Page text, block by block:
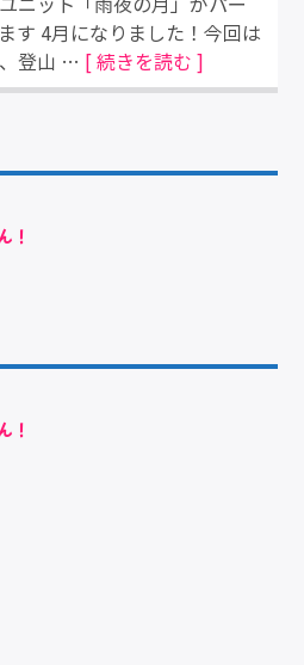
す 4月になりました！今回は
登山 … [ 続きを読む ]
！
！